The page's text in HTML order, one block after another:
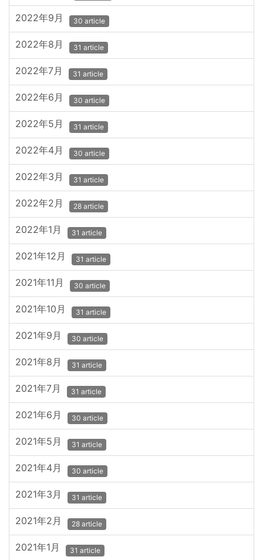
2022年9月 30 article
2022年8月 31 article
2022年7月 31 article
2022年6月 30 article
2022年5月 31 article
2022年4月 30 article
2022年3月 31 article
2022年2月 28 article
2022年1月 31 article
2021年12月 31 article
2021年11月 30 article
2021年10月 31 article
2021年9月 30 article
2021年8月 31 article
2021年7月 31 article
2021年6月 30 article
2021年5月 31 article
2021年4月 30 article
2021年3月 31 article
2021年2月 28 article
2021年1月 31 article